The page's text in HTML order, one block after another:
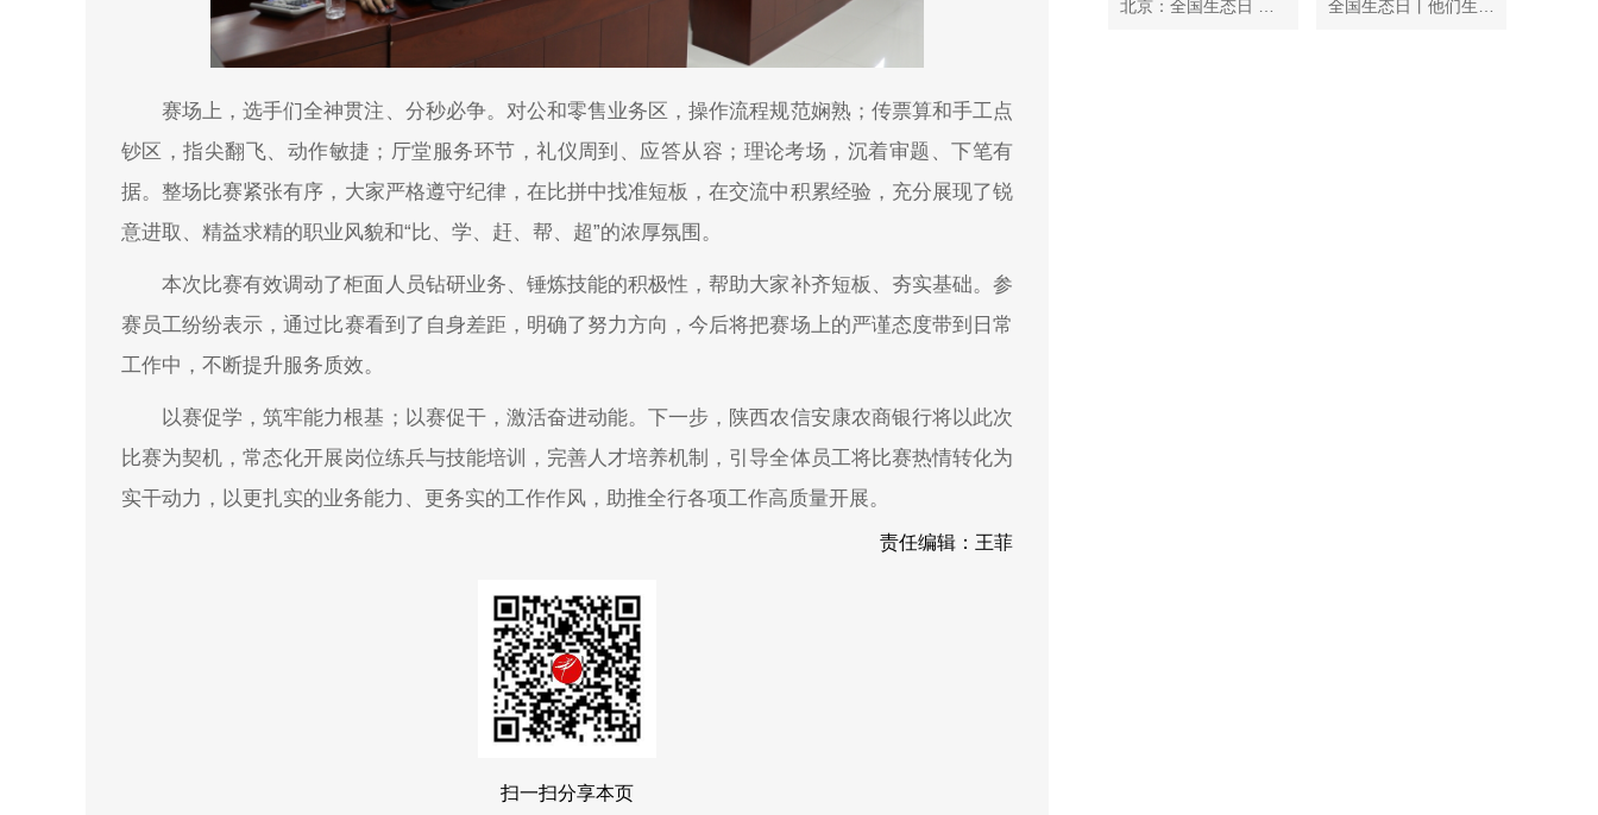
赛场上，选手们全神贯注、分秒必争。对公和零售业务区，操作流程规范娴熟；传票算和手工点
钞区，指尖翻飞、动作敏捷；厅堂服务环节，礼仪周到、应答从容；理论考场，沉着审题、下笔有
据。整场比赛紧张有序，大家严格遵守纪律，在比拼中找准短板，在交流中积累经验，充分展现了锐
意进取、精益求精的职业风貌和“比、学、赶、帮、超”的浓厚氛围。
本次比赛有效调动了柜面人员钻研业务、锤炼技能的积极性，帮助大家补齐短板、夯实基础。参
赛员工纷纷表示，通过比赛看到了自身差距，明确了努力方向，今后将把赛场上的严谨态度带到日常
工作中，不断提升服务质效。
以赛促学，筑牢能力根基；以赛促干，激活奋进动能。下一步，陕西农信安康农商银行将以此次
比赛为契机，常态化开展岗位练兵与技能培训，完善人才培养机制，引导全体员工将比赛热情转化为
实干动力，以更扎实的业务能力、更务实的工作作风，助推全行各项工作高质量开展。
责任编辑：王菲
扫一扫分享本页